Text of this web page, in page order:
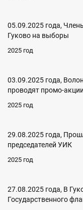
05.09.2025 года,
Гуково на выборы
2025 год
03.09.2025 года,
проводят промо-акции
2025 год
29.08.2025 года,
председателей УИК
2025 год
27.08.2025 года, В
Государственного